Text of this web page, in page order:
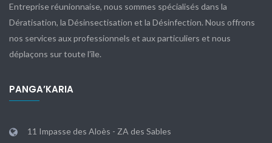
Entreprise réunionnaise, nous sommes spécialisés dans la
Dératisation, la Désinsectisation et la Désinfection. Nous offrons
nos services aux professionnels et aux particuliers et nous
déplaçons sur toute l’île.
PANGA’KARIA
11 Impasse des Aloès - ZA des Sables